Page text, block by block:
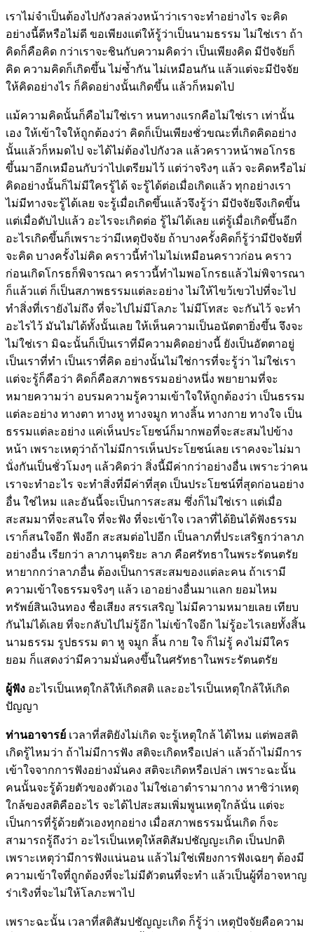
เราไม่จำเป็นต้องไปกังวลล่วงหน้าว่าเราจะทำอย่างไร จะคิด
อย่างนี้ดีหรือไม่ดี ขอเพียงแต่ให้รู้ว่าเป็นนามธรรม ไม่ใช่เรา ถ้า
คิดก็คือคิด กว่าเราจะชินกับความคิดว่า เป็นเพียงคิด มีปัจจัยก็
คิด ความคิดก็เกิดขึ้น ไม่ซ้ำกัน ไม่เหมือนกัน แล้วแต่จะมีปัจจัย
ให้คิดอย่างไร ก็คิดอย่างนั้นเกิดขึ้น แล้วก็หมดไป
แม้ความคิดนั้นก็คือไม่ใช่เรา หนทางแรกคือไม่ใช่เรา เท่านั้น
เอง ให้เข้าใจให้ถูกต้องว่า คิดก็เป็นเพียงชั่วขณะที่เกิดคิดอย่าง
นั้นแล้วก็หมดไป จะได้ไม่ต้องไปกังวล แล้วคราวหน้าพอโกรธ
ขึ้นมาอีกเหมือนกับว่าไปเตรียมไว้ แต่ว่าจริงๆ แล้ว จะคิดหรือไม่
คิดอย่างนั้นก็ไม่มีใครรู้ได้ จะรู้ได้ต่อเมื่อเกิดแล้ว ทุกอย่างเรา
ไม่มีทางจะรู้ได้เลย จะรู้เมื่อเกิดขึ้นแล้วจึงรู้ว่า มีปัจจัยจึงเกิดขึ้น
แต่เมื่อดับไปแล้ว อะไรจะเกิดต่อ รู้ไม่ได้เลย แต่รู้เมื่อเกิดขึ้นอีก
อะไรเกิดขึ้นก็เพราะว่ามีเหตุปัจจัย ถ้าบางครั้งคิดก็รู้ว่ามีปัจจัยที่
จะคิด บางครั้งไม่คิด คราวนี้ทำไมไม่เหมือนคราวก่อน คราว
ก่อนเกิดโกรธก็พิจารณา คราวนี้ทำไมพอโกรธแล้วไม่พิจารณา
ก็แล้วแต่ ก็เป็นสภาพธรรมแต่ละอย่าง ไม่ให้ไขว้เขวไปที่จะไป
ทำสิ่งที่เรายังไม่ถึง ที่จะไปไม่มีโลภะ ไม่มีโทสะ จะกันไว้ จะทำ
อะไรไว้ มันไม่ได้ทั้งนั้นเลย ให้เห็นความเป็นอนัตตายิ่งขึ้น จึงจะ
ไม่ใช่เรา มิฉะนั้นก็เป็นเราที่มีความคิดอย่างนี้ ยังเป็นอัตตาอยู่
เป็นเราที่ทำ เป็นเราที่คิด อย่างนั้นไม่ใช่การที่จะรู้ว่า ไม่ใช่เรา
แต่จะรู้ก็คือว่า คิดก็คือสภาพธรรมอย่างหนึ่ง พยายามที่จะ
หมายความว่า อบรมความรู้ความเข้าใจให้ถูกต้องว่า เป็นธรรม
แต่ละอย่าง ทางตา ทางหู ทางจมูก ทางลิ้น ทางกาย ทางใจ เป็น
ธรรมแต่ละอย่าง แค่เห็นประโยชน์ก็มากพอที่จะสะสมไปข้าง
หน้า เพราะเหตุว่าถ้าไม่มีการเห็นประโยชน์เลย เราคงจะไม่มา
นั่งกันเป็นชั่วโมงๆ แล้วคิดว่า สิ่งนี้มีค่ากว่าอย่างอื่น เพราะว่าคน
เราจะทำอะไร จะทำสิ่งที่มีค่าที่สุด เป็นประโยชน์ที่สุดก่อนอย่าง
อื่น ใช่ไหม และอันนี้จะเป็นการสะสม ซึ่งก็ไม่ใช่เรา แต่เมื่อ
สะสมมาที่จะสนใจ ที่จะฟัง ที่จะเข้าใจ เวลาที่ได้ยินได้ฟังธรรม
เราก็สนใจอีก ฟังอีก สะสมต่อไปอีก เป็นลาภที่ประเสริฐกว่าลาภ
อย่างอื่น เรียกว่า ลาภานุตริยะ ลาภ คือศรัทธาในพระรัตนตรัย
หายากกว่าลาภอื่น ต้องเป็นการสะสมของแต่ละคน ถ้าเรามี
ความเข้าใจธรรมจริงๆ แล้ว เอาอย่างอื่นมาแลก ยอมไหม
ทรัพย์สินเงินทอง ชื่อเสียง สรรเสริญ ไม่มีความหมายเลย เทียบ
กันไม่ได้เลย ที่จะกลับไปไม่รู้อีก ไม่เข้าใจอีก ไม่รู้อะไรเลยทั้งสิ้น
นามธรรม รูปธรรม ตา หู จมูก ลิ้น กาย ใจ ก็ไม่รู้ คงไม่มีใคร
ยอม ก็แสดงว่ามีความมั่นคงขึ้นในศรัทธาในพระรัตนตรัย
ผู้ฟัง อะไรเป็นเหตุใกล้ให้เกิดสติ และอะไรเป็นเหตุใกล้ให้เกิด
ปัญญา
ท่านอาจารย์ เวลาที่สติยังไม่เกิด จะรู้เหตุใกล้ ได้ไหม แต่พอสติ
เกิดรู้ไหมว่า ถ้าไม่มีการฟัง สติจะเกิดหรือเปล่า แล้วถ้าไม่มีการ
เข้าใจจากการฟังอย่างมั่นคง สติจะเกิดหรือเปล่า เพราะฉะนั้น
คนนั้นจะรู้ด้วยตัวของตัวเอง ไม่ใช่เอาตำรามากาง หาซิว่าเหตุ
ใกล้ของสติคืออะไร จะได้ไปสะสมเพิ่มพูนเหตุใกล้นั่น แต่จะ
เป็นการที่รู้ด้วยตัวเองทุกอย่าง เมื่อสภาพธรรมนั้นเกิด ก็จะ
สามารถรู้ถึงว่า อะไรเป็นเหตุให้สติสัมปชัญญะเกิด เป็นปกติ
เพราะเหตุว่ามีการฟังแน่นอน แล้วไม่ใช่เพียงการฟังเฉยๆ ต้องมี
ความเข้าใจที่ถูกต้องที่จะไม่มีตัวตนที่จะทำ แล้วเป็นผู้ที่อาจหาญ
ร่าเริงที่จะไม่ให้โลภะพาไป
เพราะฉะนั้น เวลาที่สติสัมปชัญญะเกิด ก็รู้ว่า เหตุปัจจัยคือความ